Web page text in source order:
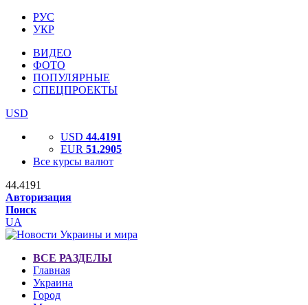
РУС
УКР
ВИДЕО
ФОТО
ПОПУЛЯРНЫЕ
СПЕЦПРОЕКТЫ
USD
USD 44.4191
EUR 51.2905
Все курсы валют
44.4191
Авторизация
Поиск
UA
ВСЕ РАЗДЕЛЫ
Главная
Украина
Город